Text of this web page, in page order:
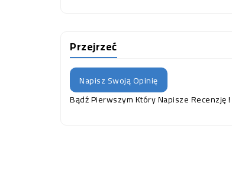
Przejrzeć
Napisz Swoją Opinię
Bądź Pierwszym Który Napisze Recenzję !